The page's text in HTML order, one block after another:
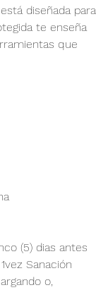
diseñada para
te enseña
que
(5) dias antes
Sanación
o,